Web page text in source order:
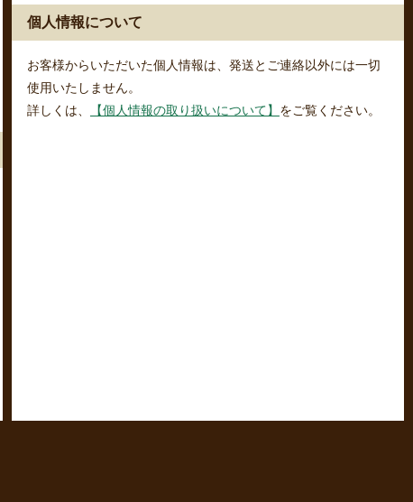
個人情報について
お客様からいただいた個人情報は、発送とご連絡以外には一切
使用いたしません。
詳しくは、
【個人情報の取り扱いについて】 をご覧ください。